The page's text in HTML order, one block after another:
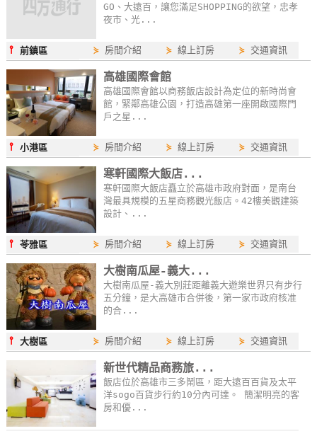
GO、大遠百，讓您滿足SHOPPING的欲望，忠孝
夜市、光...
⫯前鎮區 ⋟ 房間介紹 ⋟線上訂房 ⋟ 交通資訊
高雄國際會館
高雄國際會館以商務飯店設計為定位的新時尚會
館，緊鄰高雄公園，打造高雄第一座開啟國際門
戶之星...
⫯小港區 ⋟ 房間介紹 ⋟線上訂房 ⋟ 交通資訊
寒軒國際大飯店...
寒軒國際大飯店矗立於高雄市政府對面，是南台
灣最具規模的五星商務觀光飯店。42樓美觀建築
設計、...
⫯苓雅區 ⋟ 房間介紹 ⋟線上訂房 ⋟ 交通資訊
大樹南瓜屋-義大...
大樹南瓜屋-義大別莊距離義大遊樂世界只有步行
五分鐘，是大高雄市合併後，第一家市政府核准
的合...
⫯大樹區 ⋟ 房間介紹 ⋟線上訂房 ⋟ 交通資訊
新世代精品商務旅...
飯店位於高雄市三多鬧區，距大遠百百貨及太平
洋sogo百貨步行約10分內可達。 簡潔明亮的客
房和優...